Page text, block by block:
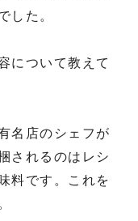
した。
について教えて
名店のシェフが
されるのはレシ
料です。これを